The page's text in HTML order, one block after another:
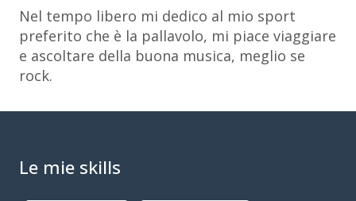
Nel tempo libero mi dedico al mio sport
preferito che è la pallavolo, mi piace viaggiare
e ascoltare della buona musica, meglio se
rock.
Le mie skills